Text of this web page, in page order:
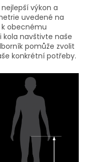
výkon a
uvedené na
obecnému
kola navštivte naše
pomůže zvolit
konkrétní potřeby.